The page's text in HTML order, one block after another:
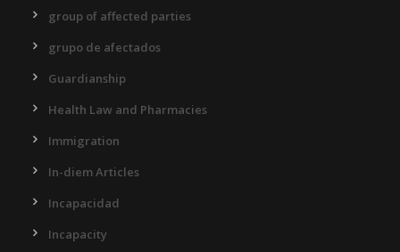
group of affected parties
grupo de afectados
Guardianship
Health Law and Pharmacies
Immigration
In-diem Articles
Incapacidad
Incapacity